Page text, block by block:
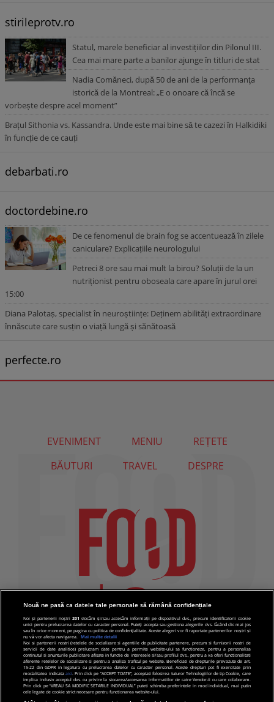
stirileprotv.ro
Statul, marele beneficiar al investițiilor din Pilonul III.
Cea mai mare parte a banilor ajunge în titluri de stat
Nadia Comăneci, după 50 de ani de la performanţa
istorică de la Montreal: „E o onoare că încă se
vorbește despre acel moment”
Brațul Sithonia vs. Kassandra. Unde este mai bine să te cazezi în Halkidiki
în funcție de ce cauți
debarbati.ro
doctordebine.ro
De ce fenomenul de brain fog se accentuează în zilele
caniculare? Explicațiile neurologului
Petreci 8 ore sau mai mult la birou? Soluții de la un
nutriționist pentru oboseala care apare în jurul orei
15:00
Diana Palotaș, specialist în neuroștiințe: Deținem abilități extraordinare
înnăscute care susțin o viață lungă și sănătoasă
perfecte.ro
EVENIMENT MENIU
REȚETE
BĂUTURI
TRAVEL DESPRE
Nouă ne pasă ca datele tale personale să rămână confidențiale
Noi și partenerii noștri201 stocăm și/sau accesăm informații pe dispozitivul dvs., precum identificatorii cookie
unici pentru prelucrarea datelor cu caracter personal. Puteți accepta sau gestiona alegerile dvs. făcând clic mai jos
sau în orice moment, pe pagina cu politica de confidențialitate. Aceste alegeri vor fi raportate partenerilor noștri și
nu vă vor afecta navigarea.
Mai multe detalii
Noi si partenerii nostri (retelele de socializare si agentiile de publicitate partenere, precum si furnizorii nostri de
servicii de date analitice) prelucram date pentru a permite website-ului sa functioneze, pentru a personaliza
continutul si anunturile publicitare afisate in functie de interesele si/sau profilul dvs., pentru a va oferi functionalitati
aferente retelelor de socializare si pentru a analiza traficul pe website. Beneficiati de drepturile prevazute de art.
15-22 din GDPR in legatura cu prelucrarea datelor cu caracter personal. Aceste drepturi pot fi exercitate prin
modalitatea indicata aici. Prin click pe “ACCEPT TOATE”, acceptati folosirea tuturor Tehnologiilor de tip Cookie, care
implica inclusiv acceptul dvs. cu privire la stocarea/accesarea informatiilor de catre Vendor-ii cu care colaboram.
Prin click pe “VREAU SA MODIFIC SETARILE INDIVIDUAL” puteti schimba preferintele in mod individual, mai putin
cele legate de cookie strict necesare pentru functionarea website-ului.